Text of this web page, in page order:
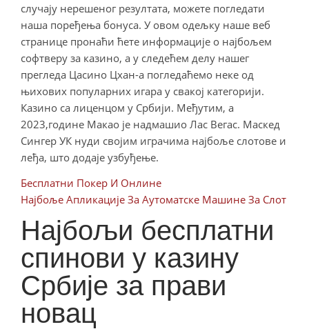
случају нерешеног резултата, можете погледати
наша поређења бонуса. У овом одељку наше веб
странице пронаћи ћете информације о најбољем
софтверу за казино, а у следећем делу нашег
прегледа Цасино Цхан-а погледаћемо неке од
њихових популарних игара у свакој категорији.
Казино са лиценцом у Србији. Међутим, а
2023,године Макао је надмашио Лас Вегас. Маскед
Сингер УК нуди својим играчима најбоље слотове и
леђа, што додаје узбуђење.
Бесплатни Покер И Онлине
Најбоље Апликације За Аутоматске Машине За Слот
Најбољи бесплатни
спинови у казину
Србије за прави
новац